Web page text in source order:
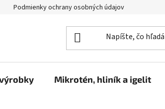
Podmienky ochrany osobných údajov
Mikrotén, hliník a igelit